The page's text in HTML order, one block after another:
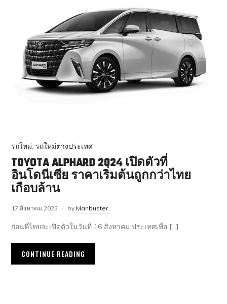
รถใหม่,รถใหม่ต่างประเทศ
TOYOTA ALPHARD 2024 เปิดตัวที่
อินโดนีเซีย ราคาเริ่มต้นถูกกว่าไทย
เกือบล้าน
17 สิงหาคม 2023 by Manbuster
ก่อนที่ไทยจะเปิดตัวในวันที่ 16 สิงหาคม ประเทศเพื่อ […]
CONTINUE READING